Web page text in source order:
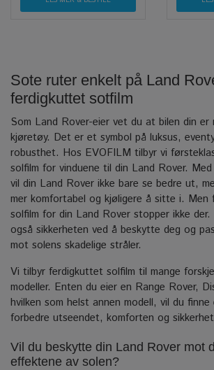
Sote ruter enkelt på Land
ferdigkuttet sotfilm
Som Land Rover-eier vet du at bilen din er
kjøretøy. Det er et symbol på luksus,
robusthet. Hos EVOFILM tilbyr vi
solfilm for vinduene til din Land Rover.
vil din Land Rover ikke bare se bedre ut,
mer komfortabel og kjøligere å sitte i. Men
solfilm for din Land Rover stopper ikke der.
også sikkerheten ved å beskytte deg og
mot solens skadelige stråler.
Vi tilbyr ferdigkuttet solfilm til mange
modeller. Enten du eier en Range Rover,
hvilken som helst annen modell, vil du finne
forbedre utseendet, komforten og
Vil du beskytte din Land Rover mot
effektene av solen?